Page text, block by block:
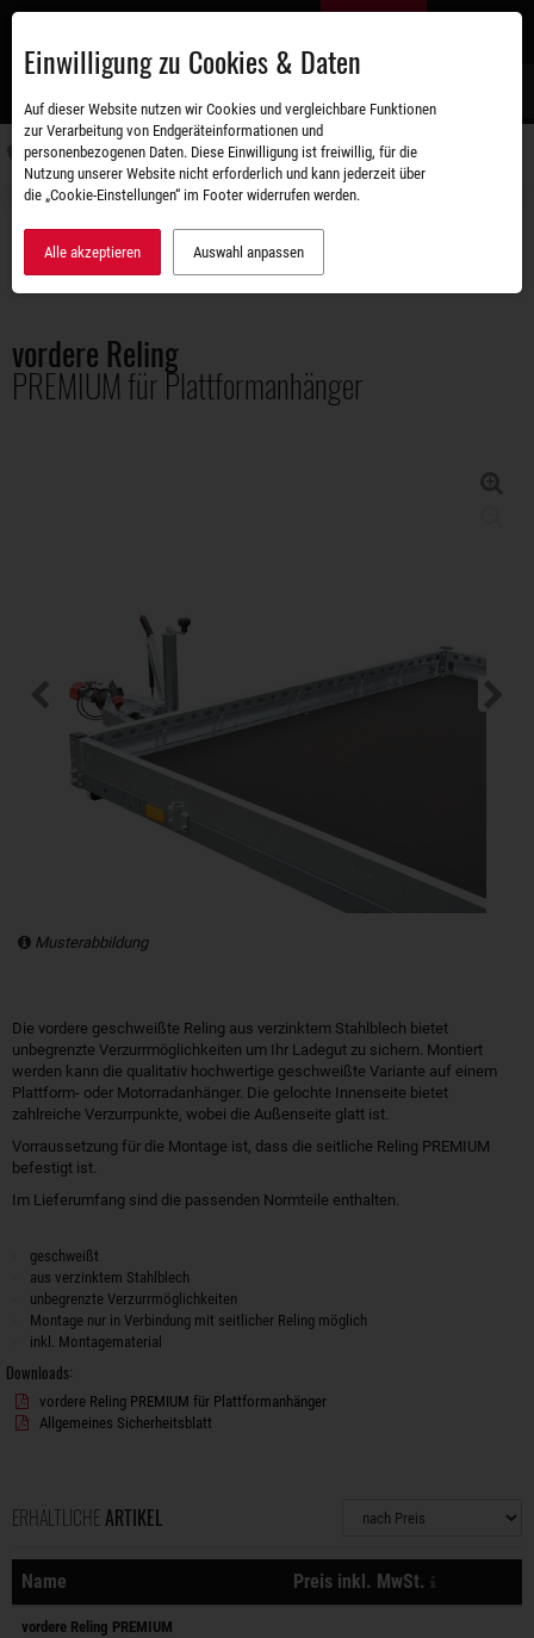
Zum
vordere Reling PREMIUM für Plattformanhänger
vordere Reling
PREMIUM für Plattformanhänger
Musterabbildung
Die vordere geschweißte Reling aus verzinktem Stahlblech bietet
unbegrenzte Verzurrmöglichkeiten um Ihr Ladegut zu sichern. Montiert
werden kann die qualitativ hochwertige geschweißte Variante auf einem
Plattform- oder Motorradanhänger. Die gelochte Innenseite bietet
zahlreiche Verzurrpunkte, wobei die Außenseite glatt ist.
Vorraussetzung für die Montage ist, dass die seitliche Reling PREMIUM
befestigt ist.
Im Lieferumfang sind die passenden Normteile enthalten.
geschweißt
aus verzinktem Stahlblech
unbegrenzte Verzurrmöglichkeiten
Montage nur in Verbindung mit seitlicher Reling möglich
inkl. Montagematerial
Downloads:
vordere Reling PREMIUM für Plattformanhänger
Allgemeines Sicherheitsblatt
ERHÄLTLICHE ARTIKEL
Sortierung
Name Preis inkl. MwSt.
Aktionen
vordere Reling PREMIUM
Einwilligung zu Cookies & Daten
Auf dieser Website nutzen wir Cookies und vergleichbare Funktionen
zur Verarbeitung von Endgeräteinformationen und
personenbezogenen Daten. Diese Einwilligung ist freiwillig, für die
Nutzung unserer Website nicht erforderlich und kann jederzeit über
die „Cookie-Einstellungen“ im Footer widerrufen werden.
Alle akzeptieren Auswahl anpassen